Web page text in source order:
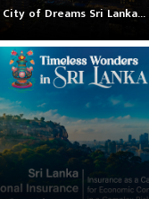
City of Dreams Sri Lanka...